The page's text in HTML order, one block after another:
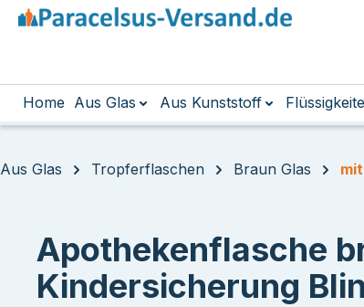
Hauptinhalt springen
Zur Suche springen
Zur Hauptnavigation springen
Home Aus Glas Aus Kunststoff
Aus Glas Tropferflaschen Braun Glas
Apothekenflasche
Kindersicherung